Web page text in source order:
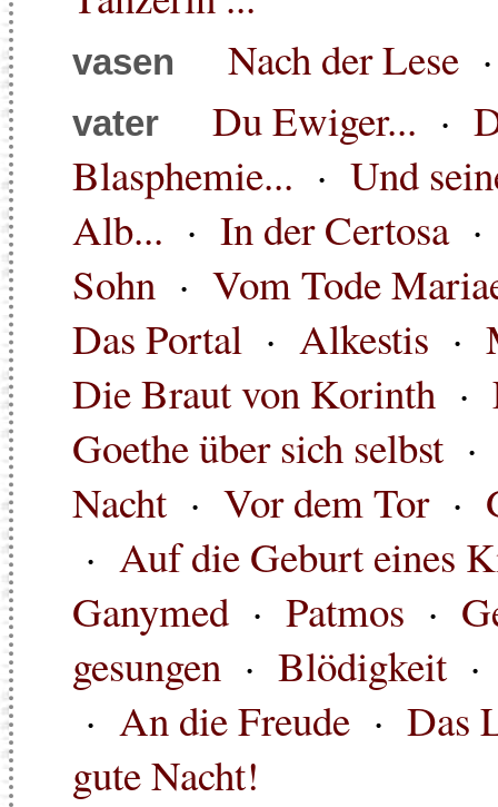
vasen Nach der Lese
vater Du Ewiger... ·
Blasphemie... · Und
Alb... · In der Certosa
Sohn · Vom Tode
Das Portal · Alkestis ·
Die Braut von Korinth ·
Goethe über sich selbst
Nacht · Vor dem Tor·
· Auf die Geburt eines
Ganymed · Patmos ·
gesungen · Blödigkeit
· An die Freude · Das
gute Nacht!